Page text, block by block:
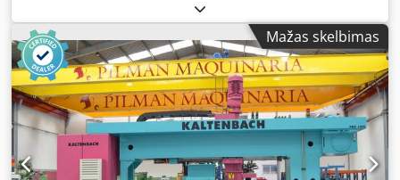
mašinos/transporto priemonės numeris:
automatic circular saw Brand: Pedrazzoli Model: SB 350/45
AP Serial number: 051888 Year: 2004 Headstock block
rotation mechanism for angled cuts up to 45° to the left,
with locking lever. Removable pneumatic anti-burr vice.
Pneumatic cylinder for vice movement, with adjustable
speed brake. Transmission with dual variable-pitch pulley
for adjustable speed from 15 to 90 m/s. Swinging head
mounted on adjustable self-lubricating bushes. 600 mm
stroke feeder operated by pneumatic cylinder. Repeatable
Mažas skelbimas